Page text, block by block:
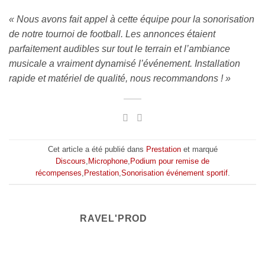
« Nous avons fait appel à cette équipe pour la sonorisation
de notre tournoi de football. Les annonces étaient
parfaitement audibles sur tout le terrain et l’ambiance
musicale a vraiment dynamisé l’événement. Installation
rapide et matériel de qualité, nous recommandons ! »
Cet article a été publié dans Prestationet marqué
Discours, Microphone, Podium pour remise de
récompenses, Prestation,Sonorisation événement sportif.
RAVEL'PROD